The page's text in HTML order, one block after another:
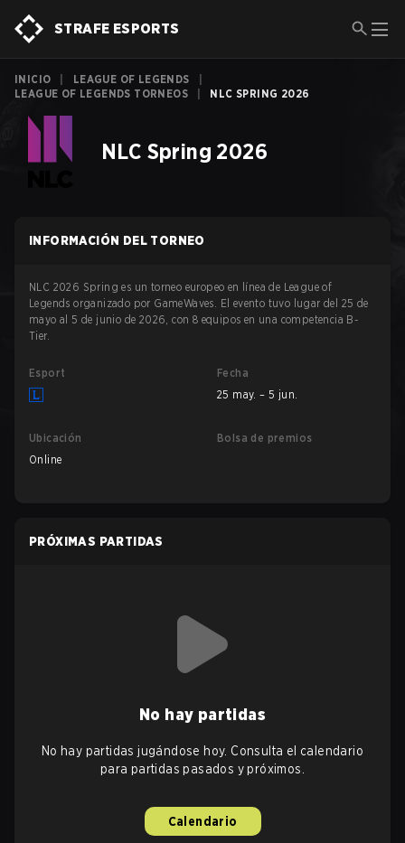
STRAFE ESPORTS
INICIO LEAGUE OF LEGENDS
LEAGUE OF LEGENDS TORNEOS
NLC SPRING 2026
NLC Spring 2026
INFORMACIÓN DEL TORNEO
NLC 2026 Spring es un torneo europeo en línea de League of
Legends organizado por GameWaves. El evento tuvo lugar del 25 de
mayo al 5 de junio de 2026, con 8 equipos en una competencia B-
Tier.
Esport
Fecha
25 may. – 5 jun.
Ubicación
Online
Bolsa de premios
PRÓXIMAS PARTIDAS
No hay partidas
No hay partidas jugándose hoy. Consulta el calendario
para partidas pasados y próximos.
Calendario